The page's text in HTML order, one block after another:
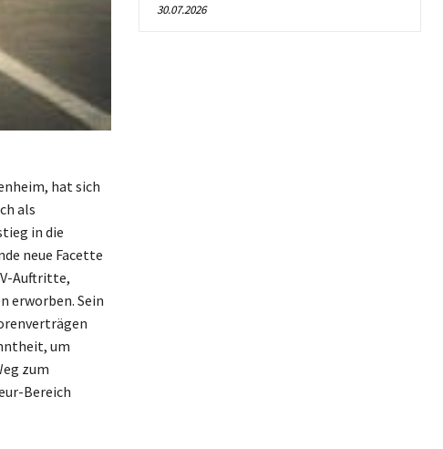
hat sich
als
in die
neue Facette
Auftritte,
erworben. Sein
um
zum
Bereich
30.07.2026